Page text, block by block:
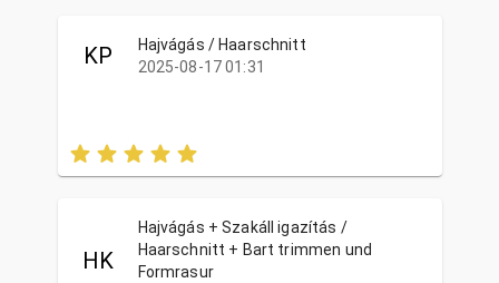
KP
Hajvágás / Haarschnitt
2025-08-17 01:31
HK
Hajvágás + Szakáll igazítás /
Haarschnitt + Bart trimmen und
Formrasur